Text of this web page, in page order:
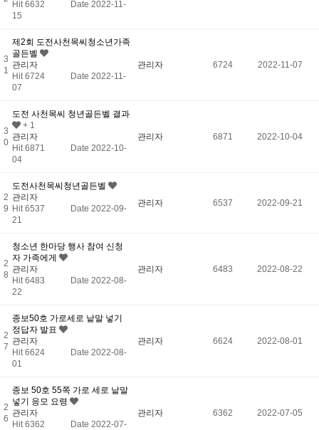
Hit 6632
Date 2022-11-
15
3
1
제2회 도전사천목씨청소년가족
골든벨
관리자
Hit 6724
Date 2022-11-
07
관리자 6724 2022-11-07
3
0
도전 사천목씨 청년골든벨 결과
+ 1
관리자
Hit 6871
Date 2022-10-
04
관리자 6871 2022-10-04
2
9
도전사천목씨청년골든벨
관리자
Hit 6537
Date 2022-09-
21
관리자 6537 2022-09-21
2
8
청소년 한마당 행사 참여 신청
자 가족에게
관리자
Hit 6483
Date 2022-08-
22
관리자 6483 2022-08-22
2
7
종보50호 가로세로 낱말 넣기
정답자 발표
관리자
Hit 6624
Date 2022-08-
01
관리자 6624 2022-08-01
2
6
종보 50호 55쪽 가로 세로 낱말
넣기 응모 요령
관리자
Hit 6362
Date 2022-07-
관리자 6362 2022-07-05